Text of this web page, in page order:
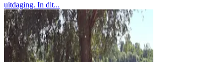
uitdaging. In dit...